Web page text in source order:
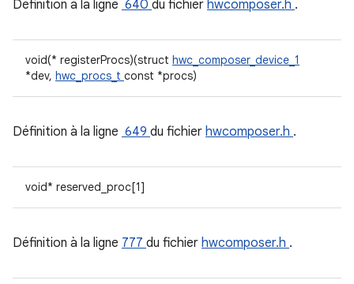
Définition à la ligne 640 du fichier hwcomposer.h .
void(* registerProcs)(struct hwc_composer_device_1
*dev, hwc_procs_t const *procs)
Définition à la ligne 649 du fichier hwcomposer.h .
void* reserved_proc[1]
Définition à la ligne 777 du fichier hwcomposer.h .